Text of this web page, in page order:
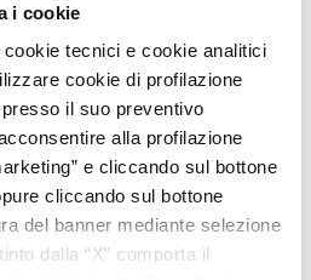
i cookie
tecnici e cookie analitici
cookie di profilazione
il suo preventivo
alla profilazione
e cliccando sul bottone
cliccando sul bottone
del banner mediante selezione
dalla “X” comporta il
di pubblicazione
incarichi dirigenziali e di